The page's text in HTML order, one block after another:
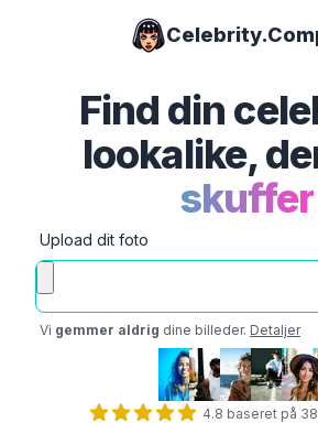
Find din
lookalike,
skuffer
Upload dit foto
Vi gemmer aldrig dine billeder. Detaljer
4.8 baseret på